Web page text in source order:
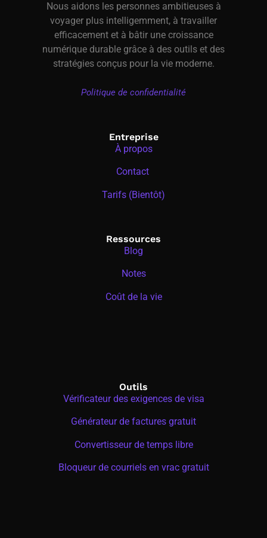
Nous aidons les personnes ambitieuses à
voyager plus intelligemment, à travailler
efficacement et à bâtir une croissance
numérique durable grâce à des outils et des
stratégies conçus pour la vie moderne.
Politique de confidentialité
Entreprise
À propos
Contact
Tarifs (Bientôt)
Ressources
Blog
Notes
Coût de la vie
Outils
Vérificateur des exigences de visa
Générateur de factures gratuit
Convertisseur de temps libre
Bloqueur de courriels en vrac gratuit